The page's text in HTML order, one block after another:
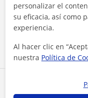
Comparte a
Al hacer clic, aceptas
personalizar el
su eficacia, así como
experiencia.
Al hacer clic en
nuestra Política de